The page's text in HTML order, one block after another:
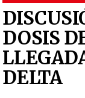
DOSIS
DELTA